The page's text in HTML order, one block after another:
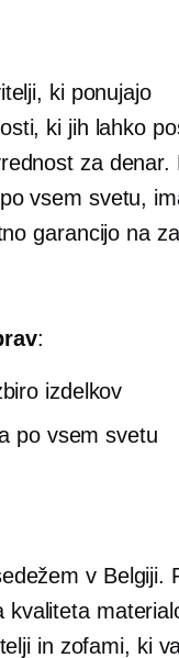
ki ponujajo
ki jih lahko
za denar.
vsem svetu,
garancijo na
:
izdelkov
po vsem svetu
v Belgiji.
kvaliteta
in zofami, ki